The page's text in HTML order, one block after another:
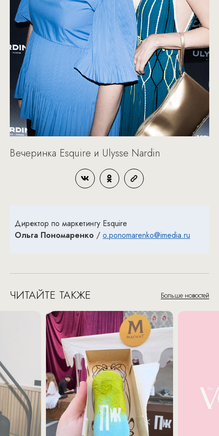
Вечеринка Esquire и Ulysse Nardin
Директор по маркетингу Esquire
Ольга Пономаренко / o.ponomarenko@imedia.ru
ЧИТАЙТЕ ТАКЖЕ Больше новостей